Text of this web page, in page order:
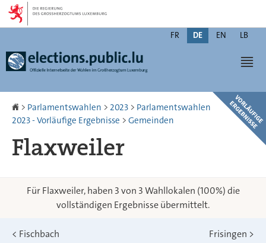
Zur
Navigation
Zum
Inhalt
Changer
FR DE EN LB
Startseite
> Parlamentswahlen > 2023 > Parlamentswahlen
2023 - Vorläufige Ergebnisse > Gemeinden
Flaxweiler
Für Flaxweiler, haben 3 von 3 Wahllokalen (100%) die
vollständigen Ergebnisse übermittelt.
< Fischbach Frisingen >